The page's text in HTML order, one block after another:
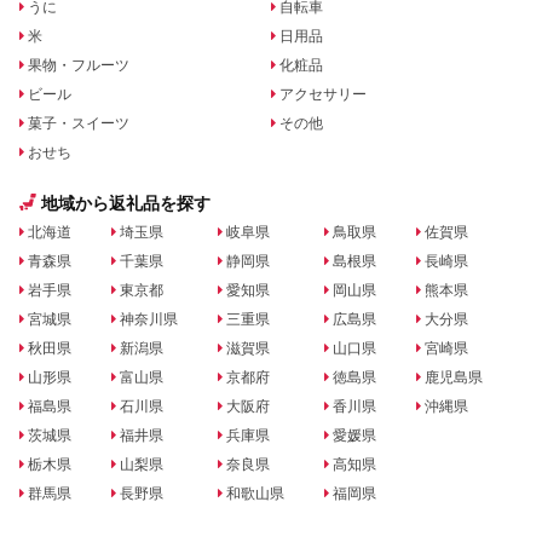
うに
米
果物・フルーツ
ビール
菓子・スイーツ
おせち
自転車
日用品
化粧品
アクセサリー
その他
地域から返礼品を探す
北海道
青森県
岩手県
宮城県
秋田県
山形県
福島県
茨城県
栃木県
群馬県
埼玉県
千葉県
東京都
神奈川県
新潟県
富山県
石川県
福井県
山梨県
長野県
岐阜県
静岡県
愛知県
三重県
滋賀県
京都府
大阪府
兵庫県
奈良県
和歌山県
鳥取県
島根県
岡山県
広島県
山口県
徳島県
香川県
愛媛県
高知県
福岡県
佐賀県
長崎県
熊本県
大分県
宮崎県
鹿児島県
沖縄県